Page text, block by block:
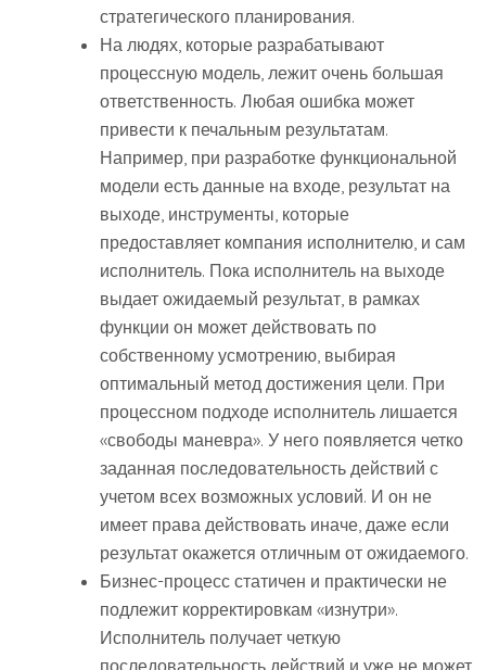
стратегического планирования.
На людях, которые разрабатывают
процессную модель, лежит очень большая
ответственность. Любая ошибка может
привести к печальным результатам.
Например, при разработке функциональной
модели есть данные на входе, результат на
выходе, инструменты, которые
предоставляет компания исполнителю, и сам
исполнитель. Пока исполнитель на выходе
выдает ожидаемый результат, в рамках
функции он может действовать по
собственному усмотрению, выбирая
оптимальный метод достижения цели. При
процессном подходе исполнитель лишается
«свободы маневра». У него появляется четко
заданная последовательность действий с
учетом всех возможных условий. И он не
имеет права действовать иначе, даже если
результат окажется отличным от ожидаемого.
Бизнес-процесс статичен и практически не
подлежит корректировкам «изнутри».
Исполнитель получает четкую
последовательность действий и уже не может